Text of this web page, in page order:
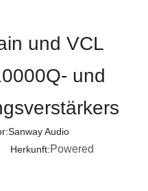
und VCL
und
Audio
Herkunft:Powered